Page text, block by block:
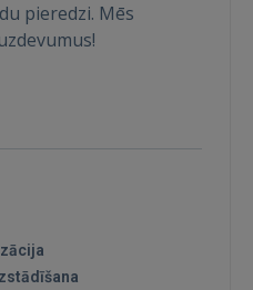
pieredzi. Mēs